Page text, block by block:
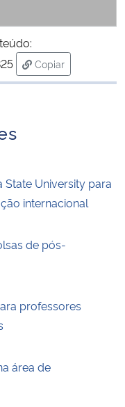
Copiar
para área de
State University para
internacional
de pós-
professores
área de